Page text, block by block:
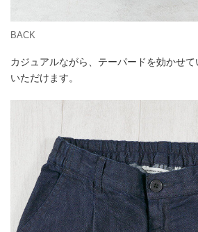
BACK
カジュアルながら、テーパードを効かせ
いただけます。